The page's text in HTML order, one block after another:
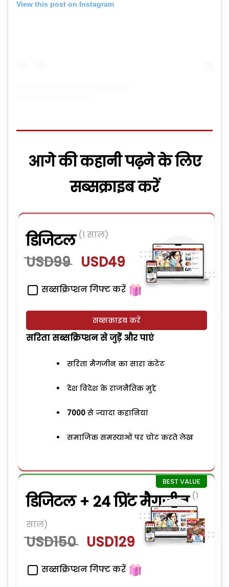
View this post on Instagram
आगे की कहानी पढ़ने के लिए
सब्सक्राइब करें
डिजिटल (1 साल)
USD99 USD49
सब्सक्रिप्शन गिफ्ट करें
सब्सक्राइब करें
सरिता सब्सक्रिप्शन से जुड़ेें और पाएं
सरिता मैगजीन का सारा कंटेंट
देश विदेश के राजनैतिक मुद्दे
7000से ज्यादा कहानियां
समाजिक समस्याओं पर चोट करते लेख
डिजिटल + 24 प्रिंट मैगजीन (1
साल)
USD150 USD129
सब्सक्रिप्शन गिफ्ट करें